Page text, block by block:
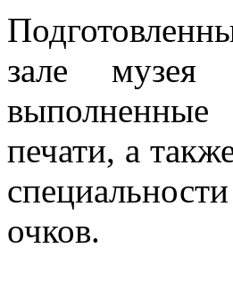
зале музея
печати, а
очков.